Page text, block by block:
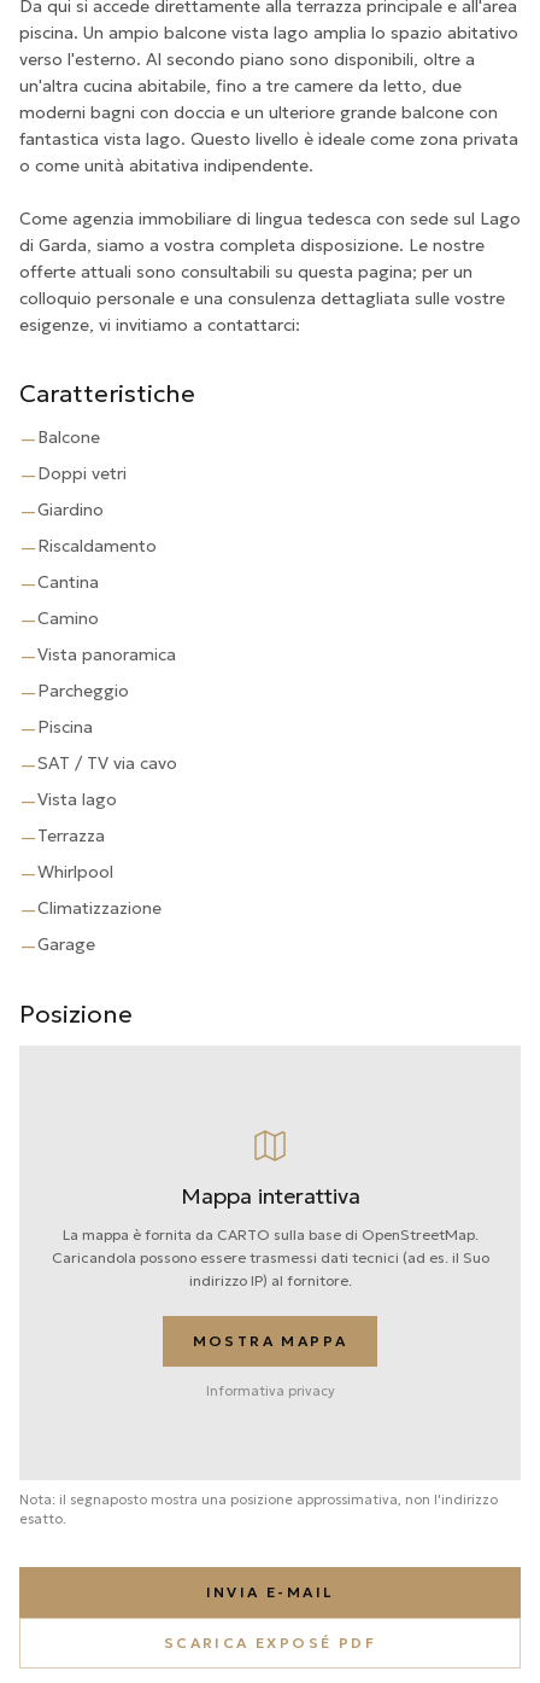
Da qui si accede direttamente alla terrazza principale e all'area
piscina. Un ampio balcone vista lago amplia lo spazio abitativo
verso l'esterno. Al secondo piano sono disponibili, oltre a
un'altra cucina abitabile, fino a tre camere da letto, due
moderni bagni con doccia e un ulteriore grande balcone con
fantastica vista lago. Questo livello è ideale come zona privata
o come unità abitativa indipendente.
Come agenzia immobiliare di lingua tedesca con sede sul Lago
di Garda, siamo a vostra completa disposizione. Le nostre
offerte attuali sono consultabili su questa pagina; per un
colloquio personale e una consulenza dettagliata sulle vostre
esigenze, vi invitiamo a contattarci:
Caratteristiche
—Balcone
—Doppi vetri
—Giardino
—Riscaldamento
—Cantina
—Camino
—Vista panoramica
—Parcheggio
—Piscina
—SAT / TV via cavo
—Vista lago
—Terrazza
—Whirlpool
—Climatizzazione
—Garage
Posizione
Mappa interattiva
La mappa è fornita da CARTO sulla base di OpenStreetMap.
Caricandola possono essere trasmessi dati tecnici (ad es. il Suo
indirizzo IP) al fornitore.
MOSTRA MAPPA
Informativa privacy
Nota: il segnaposto mostra una posizione approssimativa, non l'indirizzo
esatto.
INVIA E-MAIL
SCARICA EXPOSÉ PDF